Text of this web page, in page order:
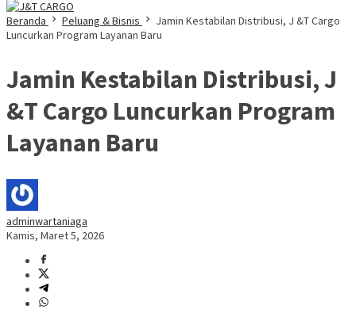
Beranda
Peluang & Bisnis
Jamin Kestabilan Distribusi, J &T Cargo
Luncurkan Program Layanan Baru
Jamin Kestabilan Distribusi, J
&T Cargo Luncurkan Program
Layanan Baru
adminwartaniaga
Kamis, Maret 5, 2026